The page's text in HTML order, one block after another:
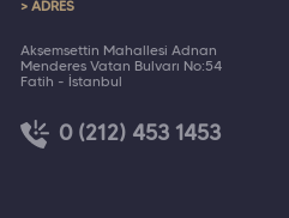
> ADRES
Akşemsettin Mahallesi Adnan
Menderes Vatan Bulvarı No:54
Fatih - İstanbul
0 (212) 453 1453